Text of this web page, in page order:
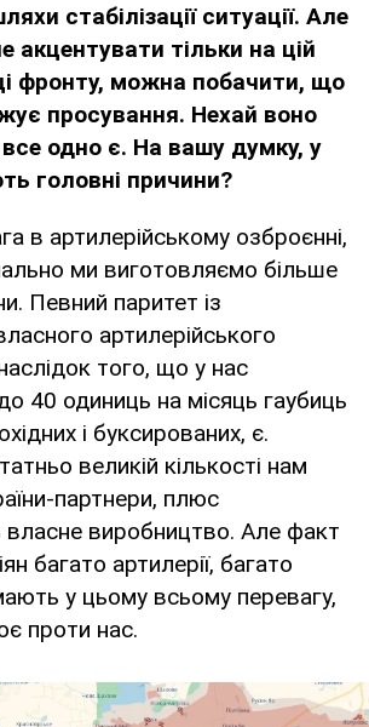
стабілізації ситуації. Але
акцентувати тільки на цій
фронту, можна побачити, що
просування. Нехай воно
все одно є. На вашу думку, у
головні причини?
в артилерійському озброєнні,
ми виготовляємо більше
Певний паритет із
артилерійського
того, що у нас
40 одиниць на місяць гаубиць
і буксированих, є.
великій кількості нам
партнери, плюс
виробництво. Але факт
багато артилерії, багато
мають у цьому всьому перевагу,
проти нас.